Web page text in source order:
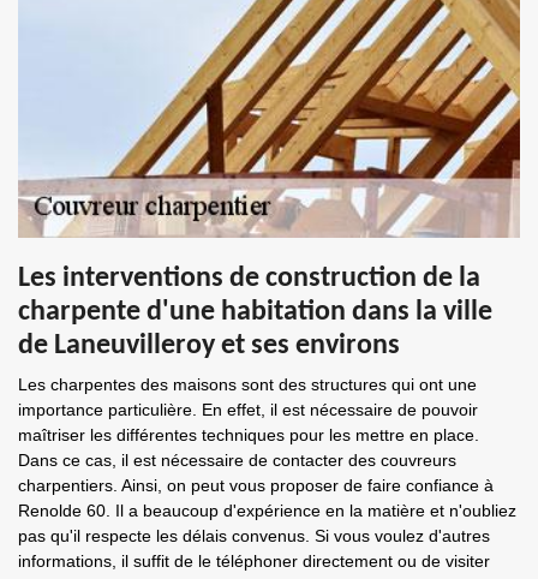
Les interventions de construction de la
charpente d'une habitation dans la ville
de Laneuvilleroy et ses environs
Les charpentes des maisons sont des structures qui ont une
importance particulière. En effet, il est nécessaire de pouvoir
maîtriser les différentes techniques pour les mettre en place.
Dans ce cas, il est nécessaire de contacter des couvreurs
charpentiers. Ainsi, on peut vous proposer de faire confiance à
Renolde 60. Il a beaucoup d'expérience en la matière et n'oubliez
pas qu'il respecte les délais convenus. Si vous voulez d'autres
informations, il suffit de le téléphoner directement ou de visiter